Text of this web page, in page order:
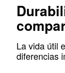
La vida útil
diferencias